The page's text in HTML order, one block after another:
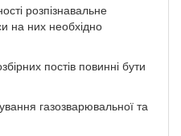
розпізнавальне
на них необхідно
постів повинні бути
газозварювальної та